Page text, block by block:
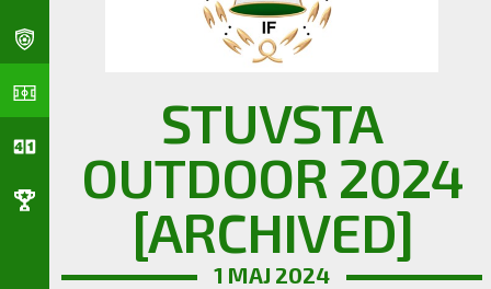
STUVSTA
OUTDOOR 2024
[ARCHIVED]
1 MAJ 2024